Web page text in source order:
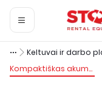
Kompaktiškas akumuliatorinis savaeigis žiklinis keltuvas, <8m